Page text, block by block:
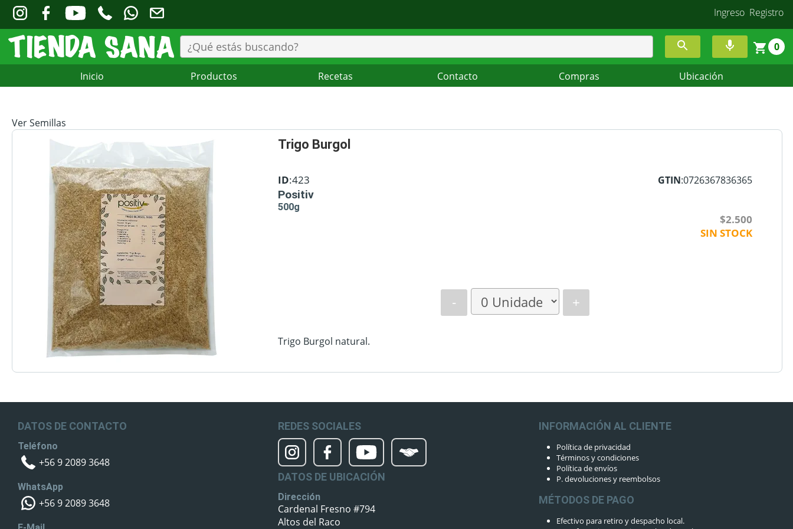
Ingreso Registro
0
Inicio Productos Recetas Contacto Compras Ubicación
Ver Semillas
Trigo Burgol
ID:423 GTIN:0726367836365
Positiv
500g
$2.500
SIN STOCK
- +
Trigo Burgol natural.
DATOS DE CONTACTO
Teléfono
+56 9 2089 3648
WhatsApp
+56 9 2089 3648
REDES SOCIALES
DATOS DE UBICACIÓN
Dirección
Cardenal Fresno #794
Altos del Raco
INFORMACIÓN AL CLIENTE
Política de privacidad
Términos y condiciones
Política de envíos
P. devoluciones y reembolsos
MÉTODOS DE PAGO
Efectivo para retiro y despacho local.